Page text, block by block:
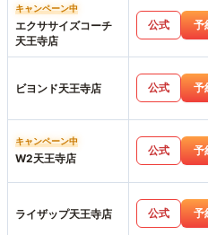
キャンペーン中
エクササイズコーチ
天王寺店
公式 予
ビヨンド天王寺店 公式 予
キャンペーン中
W2天王寺店
公式 予
ライザップ天王寺店 公式 予